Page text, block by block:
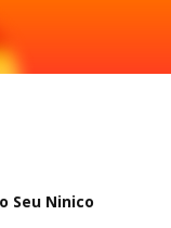
Seu Ninico